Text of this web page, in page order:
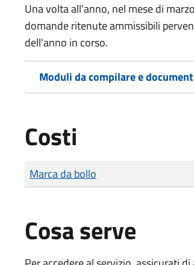
Una volta all'anno, nel mese di
domande ritenute ammissibili
dell'anno in corso.
Moduli da compilare e
Costi
Tipo di pagamento
Importo
Marca da bollo
Cosa serve